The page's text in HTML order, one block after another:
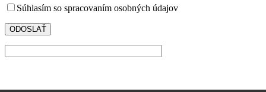
Súhlasím so spracovaním osobných údajov